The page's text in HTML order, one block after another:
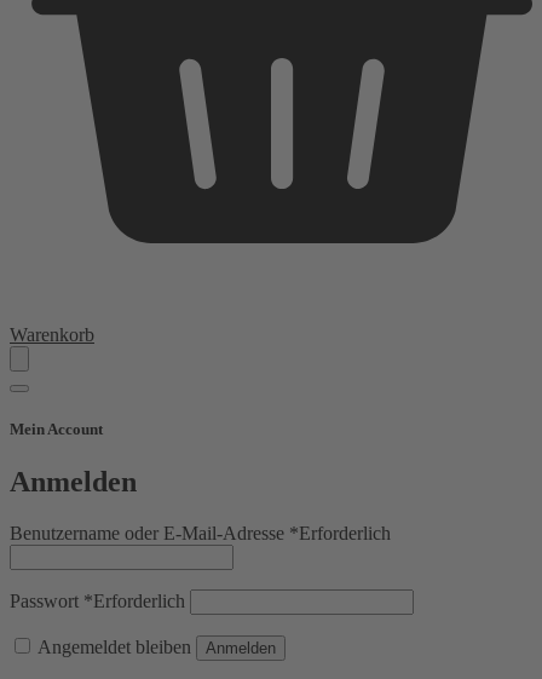
Warenkorb
Mein Account
Anmelden
Benutzername oder E-Mail-Adresse *Erforderlich
Passwort *Erforderlich
Angemeldet bleiben Anmelden